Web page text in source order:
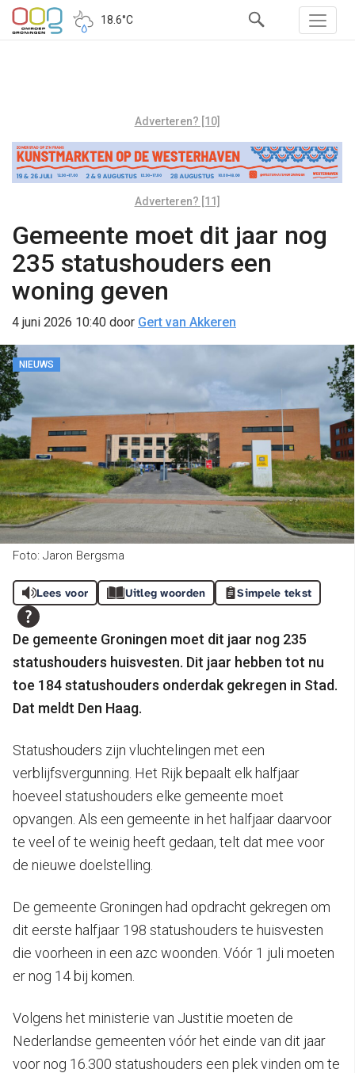
18.6°C
Adverteren? [10]
Adverteren? [11]
Gemeente moet dit jaar nog
235 statushouders een
woning geven
4 juni 2026 10:40 door Gert van Akkeren
NIEUWS
Foto: Jaron Bergsma
Lees voor Uitleg woorden Simpele tekst
De gemeente Groningen moet dit jaar nog 235
statushouders huisvesten. Dit jaar hebben tot nu
toe 184 statushouders onderdak gekregen in Stad.
Dat meldt Den Haag.
Statushouders zijn vluchtelingen met een
verblijfsvergunning. Het Rijk bepaalt elk halfjaar
hoeveel statushouders elke gemeente moet
opvangen. Als een gemeente in het halfjaar daarvoor
te veel of te weinig heeft gedaan, telt dat mee voor
de nieuwe doelstelling.
De gemeente Groningen had opdracht gekregen om
dit eerste halfjaar 198 statushouders te huisvesten
die voorheen in een azc woonden. Vóór 1 juli moeten
er nog 14 bij komen.
Volgens het ministerie van Justitie moeten de
Nederlandse gemeenten vóór het einde van dit jaar
voor nog 16.300 statushouders een plek vinden om te